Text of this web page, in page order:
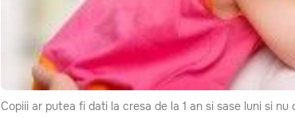
Copiii ar putea fi dati la cresa de la 1 an si sase luni si nu